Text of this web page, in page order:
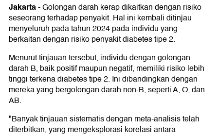
Jakarta-Golongan darah kerap dikaitkan dengan risiko
seseorang terhadap penyakit. Hal ini kembali ditinjau
menyeluruh pada tahun 2024 pada individu yang
berkaitan dengan risiko penyakit diabetes tipe 2.
Menurut tinjauan tersebut, individu dengan golongan
darah B, baik positif maupun negatif, memiliki risiko lebih
tinggi terkena diabetes tipe 2. Ini dibandingkan dengan
mereka yang bergolongan darah non-B, seperti A, O, dan
AB.
"Banyak tinjauan sistematis dengan meta-analisis telah
diterbitkan, yang mengeksplorasi korelasi antara